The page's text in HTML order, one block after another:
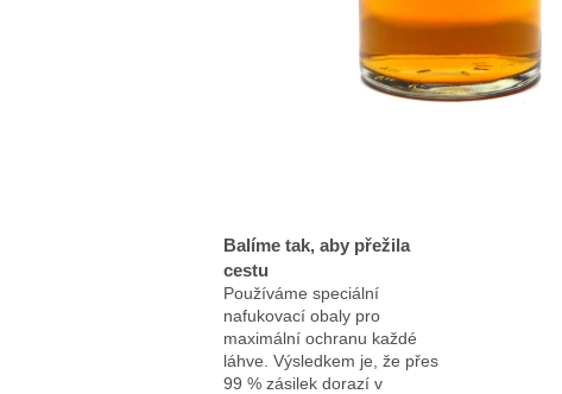
Balíme tak, aby přežila
cestu
Používáme speciální
nafukovací obaly pro
maximální ochranu každé
láhve. Výsledkem je, že přes
99 % zásilek dorazí v